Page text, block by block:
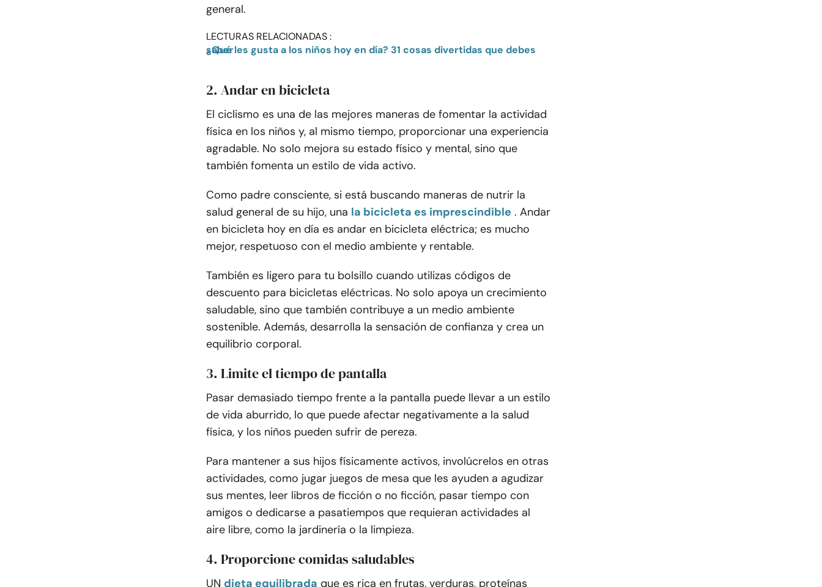
general.
LECTURAS RELACIONADAS :
¿Qué les gusta a los niños hoy en día? 31 cosas divertidas que debes saber
2. Andar en bicicleta
El ciclismo es una de las mejores maneras de fomentar la actividad
física en los niños y, al mismo tiempo, proporcionar una experiencia
agradable. No solo mejora su estado físico y mental, sino que
también fomenta un estilo de vida activo.
Como padre consciente, si está buscando maneras de nutrir la
salud general de su hijo, una la bicicleta es imprescindible . Andar
en bicicleta hoy en día es andar en bicicleta eléctrica; es mucho
mejor, respetuoso con el medio ambiente y rentable.
También es ligero para tu bolsillo cuando utilizas códigos de
descuento para bicicletas eléctricas. No solo apoya un crecimiento
saludable, sino que también contribuye a un medio ambiente
sostenible. Además, desarrolla la sensación de confianza y crea un
equilibrio corporal.
3. Limite el tiempo de pantalla
Pasar demasiado tiempo frente a la pantalla puede llevar a un estilo
de vida aburrido, lo que puede afectar negativamente a la salud
física, y los niños pueden sufrir de pereza.
Para mantener a sus hijos físicamente activos, involúcrelos en otras
actividades, como jugar juegos de mesa que les ayuden a agudizar
sus mentes, leer libros de ficción o no ficción, pasar tiempo con
amigos o dedicarse a pasatiempos que requieran actividades al
aire libre, como la jardinería o la limpieza.
4. Proporcione comidas saludables
UN dieta equilibrada que es rica en frutas, verduras, proteínas